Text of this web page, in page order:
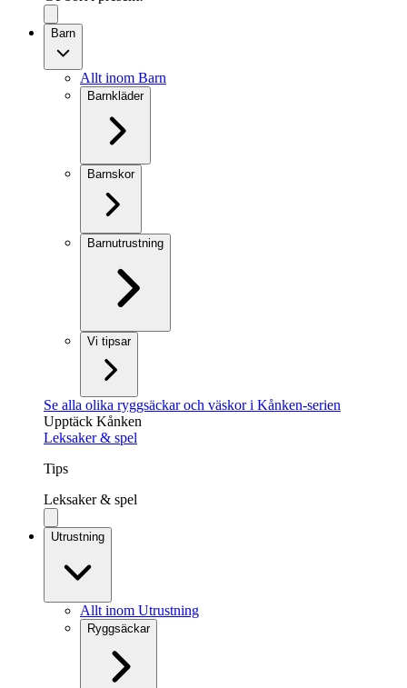
Barn
Allt inom Barn
Barnkläder
Barnskor
Barnutrustning
Vi tipsar
Se alla olika ryggsäckar och väskor i Kånken-serien
Upptäck Kånken
Leksaker & spel
Tips
Leksaker & spel
Utrustning
Allt inom Utrustning
Ryggsäckar